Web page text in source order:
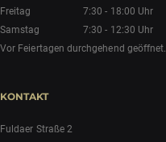
Freitag
7:30 - 18:00 Uhr
Samstag
7:30 - 12:30 Uhr
Vor Feiertagen durchgehend geöffnet.
KONTAKT
Fuldaer Straße 2